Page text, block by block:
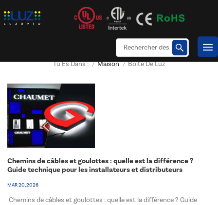
Tu Es Dans : / Maison / Boîte De Luz
Chemins de câbles et goulottes : quelle est la différence ?
Guide technique pour les installateurs et distributeurs
MAR 20, 2026
Chemins de câbles et goulottes : quelle est la différence ? Guide